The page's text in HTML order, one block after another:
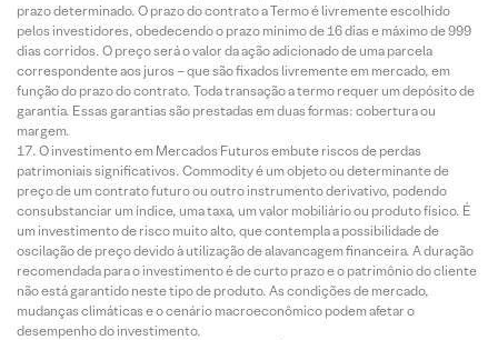
prazo determinado. O prazo do contrato a Termo é livremente escolhido
pelos investidores, obedecendo o prazo mínimo de 16 dias e máximo de 999
dias corridos. O preço será o valor da ação adicionado de uma parcela
correspondente aos juros – que são fixados livremente em mercado, em
função do prazo do contrato. Toda transação a termo requer um depósito de
garantia. Essas garantias são prestadas em duas formas: cobertura ou
margem.
O investimento em Mercados Futuros embute riscos de perdas
patrimoniais significativos. Commodity é um objeto ou determinante de
preço de um contrato futuro ou outro instrumento derivativo, podendo
consubstanciar um índice, uma taxa, um valor mobiliário ou produto físico. É
um investimento de risco muito alto, que contempla a possibilidade de
oscilação de preço devido à utilização de alavancagem financeira. A duração
recomendada para o investimento é de curto prazo e o patrimônio do cliente
não está garantido neste tipo de produto. As condições de mercado,
mudanças climáticas e o cenário macroeconômico podem afetar o
desempenho do investimento.